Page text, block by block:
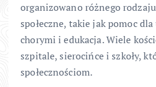
organizowano różnego
społeczne, takie jak pomoc
chorymi i edukacja. Wiele
szpitale, sierocińce i szkoły,
społecznościom.